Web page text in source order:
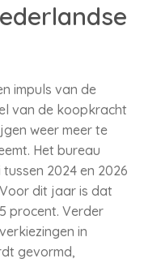
impuls van de
van de koopkracht
weer meer te
Het bureau
2024 en 2026
dit jaar is dat
procent. Verder
in
gevormd,